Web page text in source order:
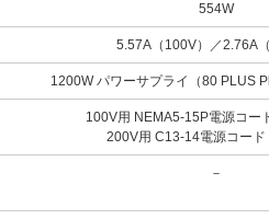
554W
5.57A（100V）／2.76A（
1200W パワーサプライ（80 PLUS
100V用 NEMA5-15P電源コー
200V用 C13-14電源コード
－